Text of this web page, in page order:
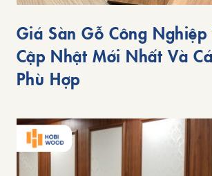
Giá Sàn Gỗ Công
Cập Nhật Mới Nhất Và
Phù Hợp